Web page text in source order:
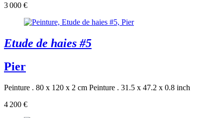
3 000 €
Etude de haies #5
Pier
Peinture . 80 x 120 x 2 cm Peinture . 31.5 x 47.2 x 0.8 inch
4 200 €